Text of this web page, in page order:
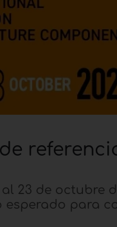
de
23 de octubre
esperado para